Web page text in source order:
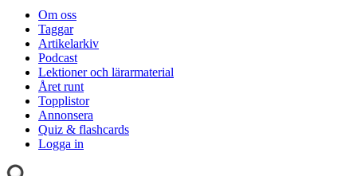
Om oss
Taggar
Artikelarkiv
Podcast
Lektioner och lärarmaterial
Året runt
Topplistor
Annonsera
Quiz & flashcards
Logga in